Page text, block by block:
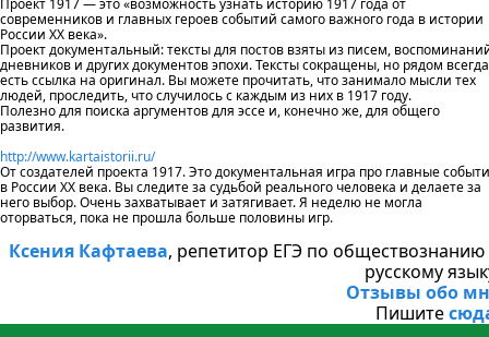
Проект 1917 — это «возможность узнать историю 1917 года от
современников и главных героев событий самого важного года в истории
России XX века».
Проект документальный: тексты для постов взяты из писем,
дневников и других документов эпохи. Тексты сокращены, но рядом всегда
есть ссылка на оригинал. Вы можете прочитать, что занимало мысли тех
людей, проследить, что случилось с каждым из них в 1917 году.
Полезно для поиска аргументов для эссе и, конечно же, для общего
развития.
http://www.kartaistorii.ru/
От создателей проекта 1917. Это доку­мен­тальная игра про глав­ные
в России ХХ века. Вы сле­дите за судьбой реаль­ного чело­века и дела­ете за
него выбор. Очень захватывает и затягивает. Я неделю не могла
оторваться, пока не прошла больше половины игр.
Ксения Кафтаева, репетитор ЕГЭ по обществознанию
русскому
Отзывы обо
Пишите